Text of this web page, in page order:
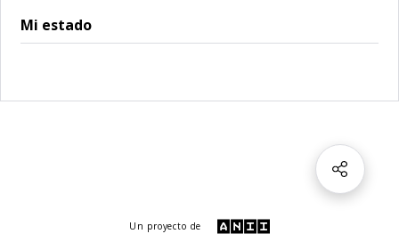
Mi estado
Un proyecto de